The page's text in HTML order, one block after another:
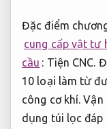
Đặc điểm
cung cấp vật tư
cầu : Tiện CNC.
10 loại làm từ
công cơ khí. Vận
dụng túi lọc